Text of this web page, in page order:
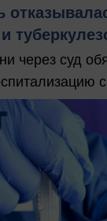
через суд